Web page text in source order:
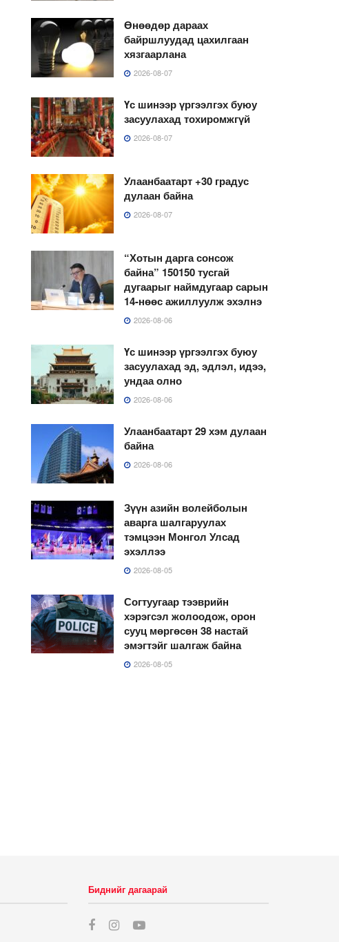
Өнөөдөр дараах
байршлуудад цахилгаан
хязгаарлана
2026-08-07
Үс шинээр үргээлгэх буюу
засуулахад тохиромжгүй
2026-08-07
Улаанбаатарт +30 градус
дулаан байна
2026-08-07
“Хотын дарга сонсож
байна” 150150 тусгай
дугаарыг наймдугаар сарын
14-нөөс ажиллуулж эхэлнэ
2026-08-06
Үс шинээр үргээлгэх буюу
засуулахад эд, эдлэл, идээ,
ундаа олно
2026-08-06
Улаанбаатарт 29 хэм дулаан
байна
2026-08-06
Зүүн азийн волейболын
аварга шалгаруулах
тэмцээн Монгол Улсад
эхэллээ
2026-08-05
Согтуугаар тээврийн
хэрэгсэл жолоодож, орон
сууц мөргөсөн 38 настай
эмэгтэйг шалгаж байна
2026-08-05
Биднийг дагаарай